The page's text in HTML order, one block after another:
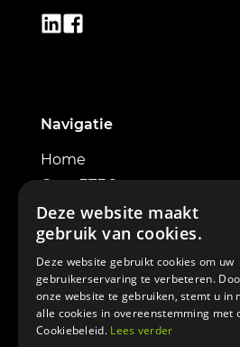
Navigatie
Home
Over ETEC
Elektrische graafmachines
Powerbox
Contact
Deze website maakt
gebruik van cookies.
Deze website gebruikt cookies om uw
gebruikerservaring te verbeteren.
onze website te gebruiken, stemt u in
alle cookies in overeenstemming met
Cookiebeleid. Lees verder